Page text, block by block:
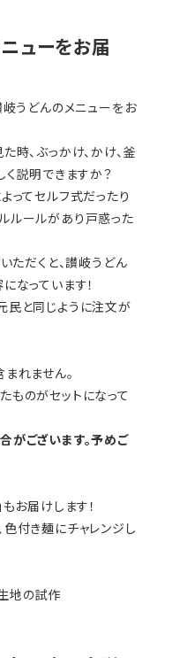
ューをお届
岐うどんのメニューをお
時、ぶっかけ、かけ、釜
く説明できますか？
ってセルフ式だったり
ルールがあり戸惑った
ただくと、讃岐うどん
なっています！
民と同じように注文が
れません。
ものがセットになって
がございます。予めご
もお届けします！
付き麺にチャレンジし
地の試作